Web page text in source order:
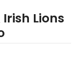
Lions